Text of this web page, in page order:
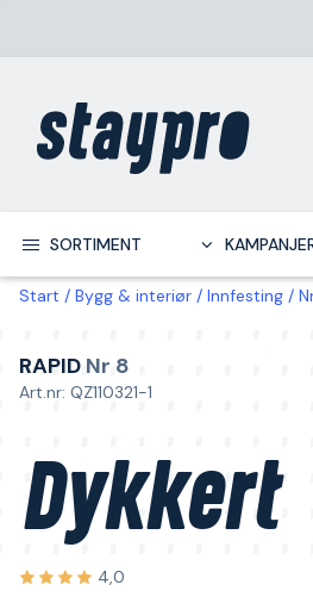
SORTIMENT
Start Bygg & interiør Innfesting
RAPID Nr 8
Art.nr: QZ110321-1
Dykkert
4,0